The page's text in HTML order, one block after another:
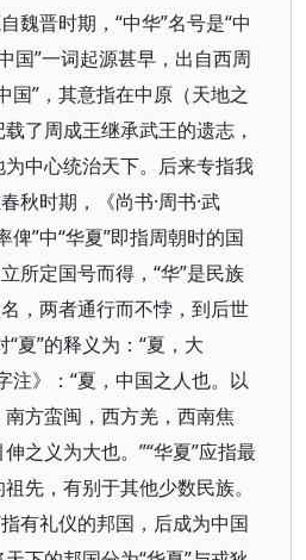
魏晋时期，“中华”名号是“中
国”一词起源甚早，出自西周
国”，其意指在中原（天地之
了周成王继承武王的遗志，
中心统治天下。后来专指我
秋时期，《尚书·周书·武
俾”中“华夏”即指周朝时的国
所定国号而得，“华”是民族
，两者通行而不悖，到后世
夏”的释义为：“夏，大
注》：“夏，中国之人也。以
方蛮闽，西方羌，西南焦
之义为大也。”“华夏”应指最
先，有别于其他少数民族。
有礼仪的邦国，后成为中国